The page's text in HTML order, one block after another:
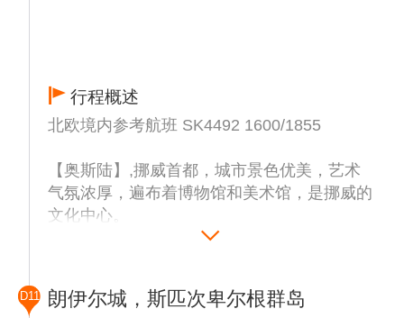
行程概述
北欧境内参考航班 SK4492 1600/1855
【奥斯陆】,挪威首都，城市景色优美，艺术
气氛浓厚，遍布着博物馆和美术馆，是挪威的
文化中心。
【奥斯陆皇宫】外观,游览建于1848年的皇
的地方，国王还在此召开国务会议，举办国
D11 朗伊尔城，斯匹次卑尔根群岛